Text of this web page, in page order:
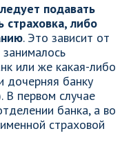
подавать
страховка, либо
. Это зависит от
или же какая-либо
дочерняя банку
В первом случае
банка, а во
страховой